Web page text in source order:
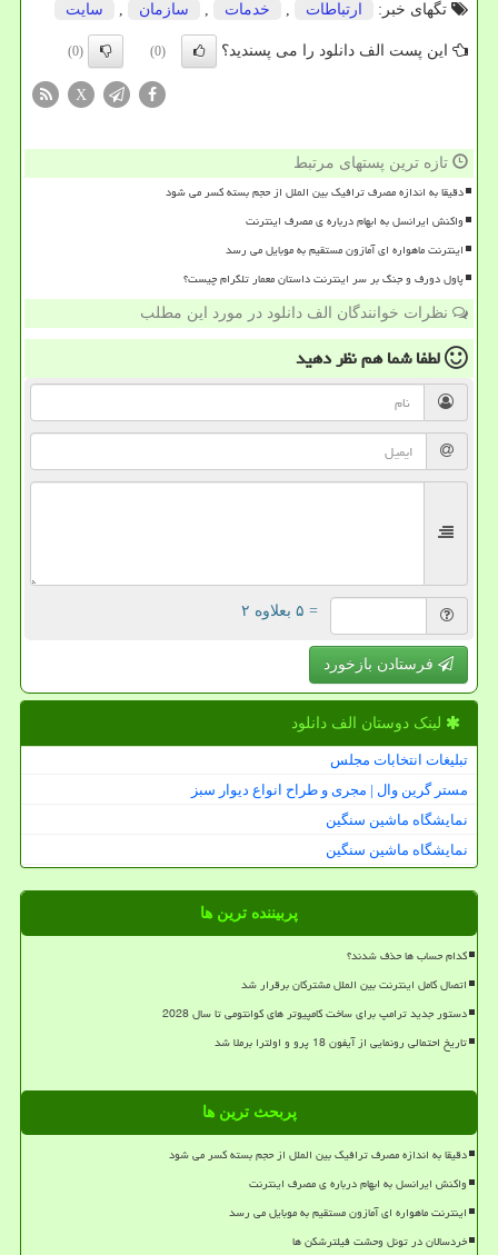
تگهای خبر:
ارتباطات , خدمات , سازمان , سایت
این پست الف دانلود را می پسندید؟ (0)
(0)
X
تازه ترین پستهای مرتبط
دقیقا به اندازه مصرف ترافیک بین الملل از حجم بسته کسر می شود
واکنش ایرانسل به ابهام درباره ی مصرف اینترنت
اینترنت ماهواره ای آمازون مستقیم به موبایل می رسد
پاول دورف و جنگ بر سر اینترنت داستان معمار تلگرام چیست؟
نظرات خوانندگان الف دانلود در مورد این مطلب
لطفا شما همنظر دهید
= ۵ بعلاوه ۲
فرستادن بازخورد
لینک دوستان الف دانلود
تبلیغات انتخابات مجلس
مستر گرین وال | مجری و طراح انواع دیوار سبز
نمایشگاه ماشین سنگین
نمایشگاه ماشین سنگین
پربیننده ترین ها
کدام حساب ها حذف شدند؟
اتصال کامل اینترنت بین الملل مشترکان برقرار شد
دستور جدید ترامپ برای ساخت کامپیوتر های کوانتومی تا سال 2028
تاریخ احتمالی رونمایی از آیفون 18 پرو و اولترا برملا شد
پربحث ترین ها
دقیقا به اندازه مصرف ترافیک بین الملل از حجم بسته کسر می شود
واکنش ایرانسل به ابهام درباره ی مصرف اینترنت
اینترنت ماهواره ای آمازون مستقیم به موبایل می رسد
خردسالان در تونل وحشت فیلترشکن ها